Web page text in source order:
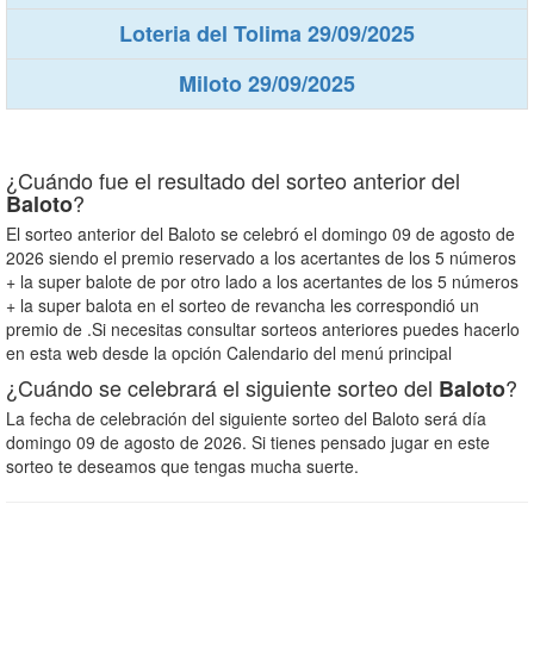
Loteria del Tolima 29/09/2025
Miloto 29/09/2025
¿Cuándo fue el resultado del sorteo anterior del
Baloto?
El sorteo anterior del Baloto se celebró el domingo 09 de agosto de
2026 siendo el premio reservado a los acertantes de los 5 números
+ la super balote de por otro lado a los acertantes de los 5 números
+ la super balota en el sorteo de revancha les correspondió un
premio de .Si necesitas consultar sorteos anteriores puedes hacerlo
en esta web desde la opción Calendario del menú principal
¿Cuándo se celebrará el siguiente sorteo del Baloto?
La fecha de celebración del siguiente sorteo del Baloto será día
domingo 09 de agosto de 2026. Si tienes pensado jugar en este
sorteo te deseamos que tengas mucha suerte.